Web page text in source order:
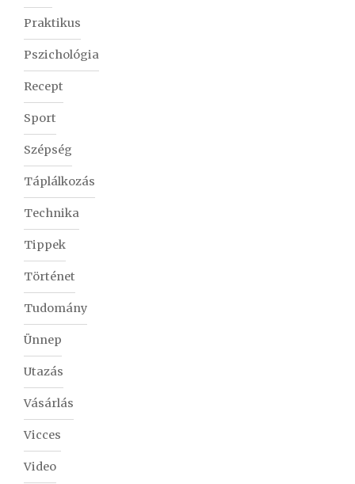
Praktikus
Pszichológia
Recept
Sport
Szépség
Táplálkozás
Technika
Tippek
Történet
Tudomány
Ünnep
Utazás
Vásárlás
Vicces
Video